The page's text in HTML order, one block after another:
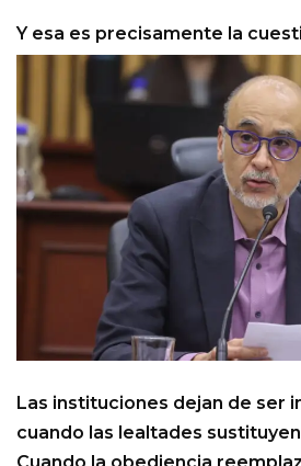
Y esa es precisamente la
Las instituciones dejan de ser
cuando las lealtades